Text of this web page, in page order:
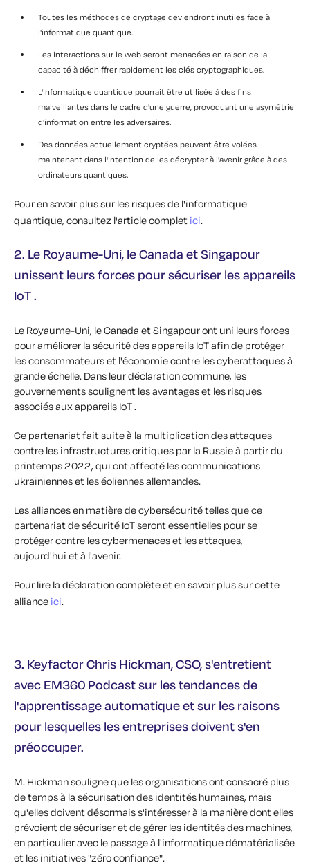
Toutes les méthodes de cryptage deviendront inutiles face à
l'informatique quantique.
Les interactions sur le web seront menacées en raison de la
capacité à déchiffrer rapidement les clés cryptographiques.
L'informatique quantique pourrait être utilisée à des fins
malveillantes dans le cadre d'une guerre, provoquant une asymétrie
d'information entre les adversaires.
Des données actuellement cryptées peuvent être volées
maintenant dans l'intention de les décrypter à l'avenir grâce à des
ordinateurs quantiques.
Pour en savoir plus sur les risques de l'informatique
quantique, consultez l'article complet ici.
2. Le Royaume-Uni, le Canada et Singapour
unissent leurs forces pour sécuriser les appareils
IoT .
Le Royaume-Uni, le Canada et Singapour ont uni leurs forces
pour améliorer la sécurité des appareils IoT afin de protéger
les consommateurs et l'économie contre les cyberattaques à
grande échelle. Dans leur déclaration commune, les
gouvernements soulignent les avantages et les risques
associés aux appareils IoT .
Ce partenariat fait suite à la multiplication des attaques
contre les infrastructures critiques par la Russie à partir du
printemps 2022, qui ont affecté les communications
ukrainiennes et les éoliennes allemandes.
Les alliances en matière de cybersécurité telles que ce
partenariat de sécurité IoT seront essentielles pour se
protéger contre les cybermenaces et les attaques,
aujourd'hui et à l'avenir.
Pour lire la déclaration complète et en savoir plus sur cette
alliance ici.
3. Keyfactor Chris Hickman, CSO, s'entretient
avec EM360 Podcast sur les tendances de
l'apprentissage automatique et sur les raisons
pour lesquelles les entreprises doivent s'en
préoccuper.
M. Hickman souligne que les organisations ont consacré plus
de temps à la sécurisation des identités humaines, mais
qu'elles doivent désormais s'intéresser à la manière dont elles
prévoient de sécuriser et de gérer les identités des machines,
en particulier avec le passage à l'informatique dématérialisée
et les initiatives "zéro confiance".